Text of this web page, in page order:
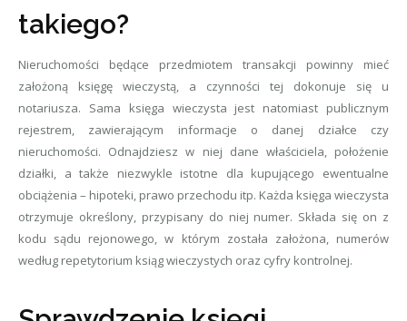
takiego?
Nieruchomości będące przedmiotem transakcji powinny mieć
założoną księgę wieczystą, a czynności tej dokonuje się u
notariusza. Sama księga wieczysta jest natomiast publicznym
rejestrem, zawierającym informacje o danej działce czy
nieruchomości. Odnajdziesz w niej dane właściciela, położenie
działki, a także niezwykle istotne dla kupującego ewentualne
obciążenia – hipoteki, prawo przechodu itp. Każda księga wieczysta
otrzymuje określony, przypisany do niej numer. Składa się on z
kodu sądu rejonowego, w którym została założona, numerów
według repetytorium ksiąg wieczystych oraz cyfry kontrolnej.